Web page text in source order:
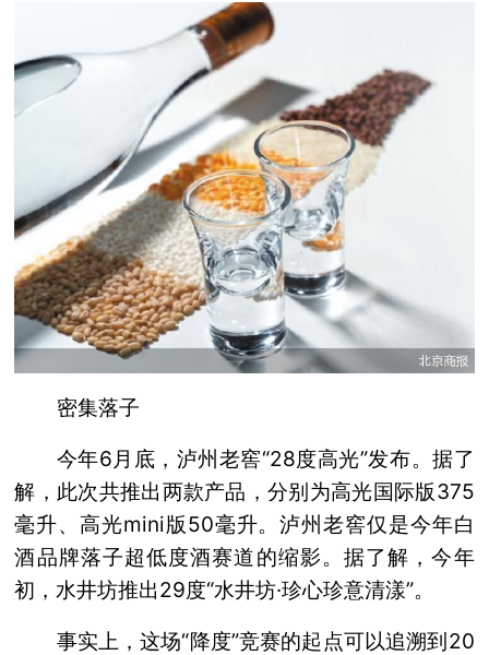
密集落子
今年6月底，泸州老窖“28度高光”发布。据了
解，此次共推出两款产品，分别为高光国际版375
毫升、高光mini版50毫升。泸州老窖仅是今年白
酒品牌落子超低度酒赛道的缩影。据了解，今年
初，水井坊推出29度“水井坊·珍心珍意清漾”。
事实上，这场“降度”竞赛的起点可以追溯到20